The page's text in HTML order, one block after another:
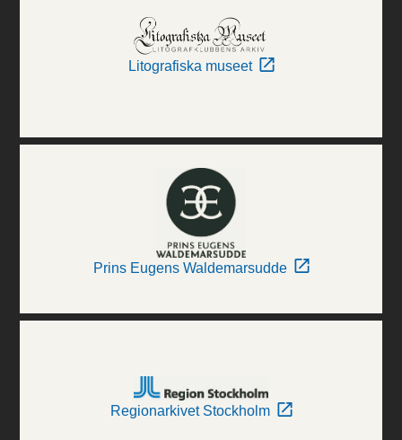
Litografiska museet
Prins Eugens Waldemarsudde
Regionarkivet Stockholm